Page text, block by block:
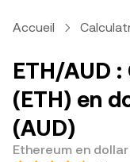
Accueil
ETH/AUD
(ETH) en
(AUD)
Ethereum en